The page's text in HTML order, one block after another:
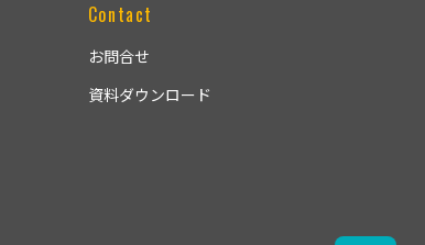
Contact
お問合せ
資料ダウンロード